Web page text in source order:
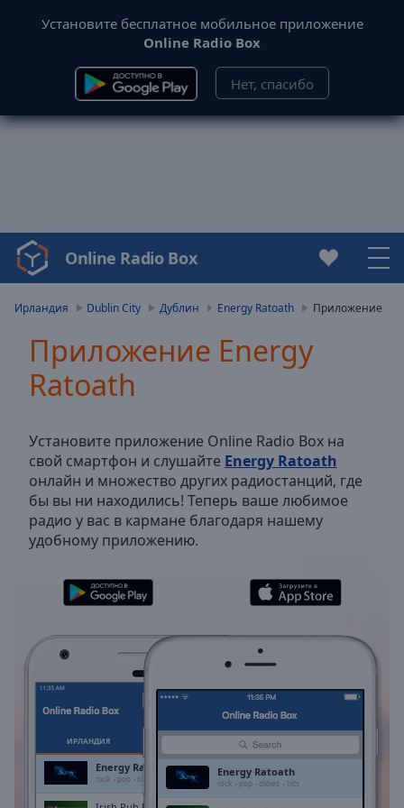
Установите бесплатное мобильное приложение
Online Radio Box
Нет, спасибо
Video
Player
Video
Skip
Forward
Mute
Current
Time0:00
Duration-:-
Seek to
live,
behind
Online Radio Box
Ирландия Dublin City Дублин Energy Ratoath Приложение
Приложение Energy
Ratoath
Установите приложение Online Radio Box на
свой смартфон и слушайте Energy Ratoath
онлайн и множество других радиостанций, где
бы вы ни находились! Теперь ваше любимое
радио у вас в кармане благодаря нашему
удобному приложению.
ИРЛАНДИЯ
Energy Ratoath
rock pop oldies hits
Energy Ratoath
rock pop oldies hits